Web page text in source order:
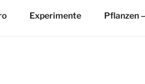
Experimente Pflanzen